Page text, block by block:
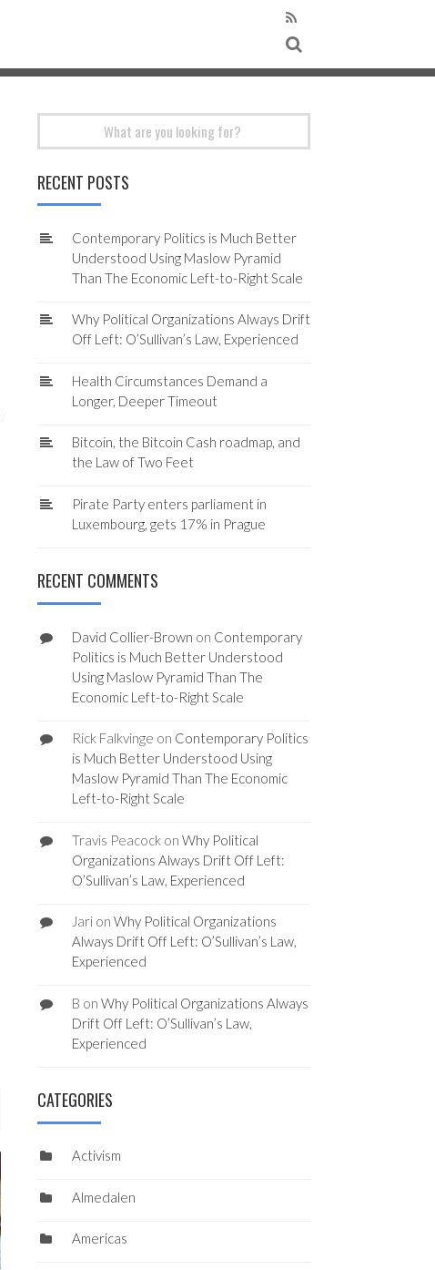
RECENT POSTS
Contemporary Politics is Much Better
Understood Using Maslow Pyramid
Than The Economic Left-to-Right Scale
Why Political Organizations Always Drift
Off Left: O’Sullivan’s Law, Experienced
Health Circumstances Demand a
Longer, Deeper Timeout
Bitcoin, the Bitcoin Cash roadmap, and
the Law of Two Feet
Pirate Party enters parliament in
Luxembourg, gets 17% in Prague
RECENT COMMENTS
David Collier-Brown on Contemporary
Politics is Much Better Understood
Using Maslow Pyramid Than The
Economic Left-to-Right Scale
Rick Falkvinge on Contemporary Politics
is Much Better Understood Using
Maslow Pyramid Than The Economic
Left-to-Right Scale
Travis Peacockon Why Political
Organizations Always Drift Off Left:
O’Sullivan’s Law, Experienced
Jarion Why Political Organizations
Always Drift Off Left: O’Sullivan’s Law,
Experienced
B on Why Political Organizations Always
Drift Off Left: O’Sullivan’s Law,
Experienced
CATEGORIES
Activism
Almedalen
Americas